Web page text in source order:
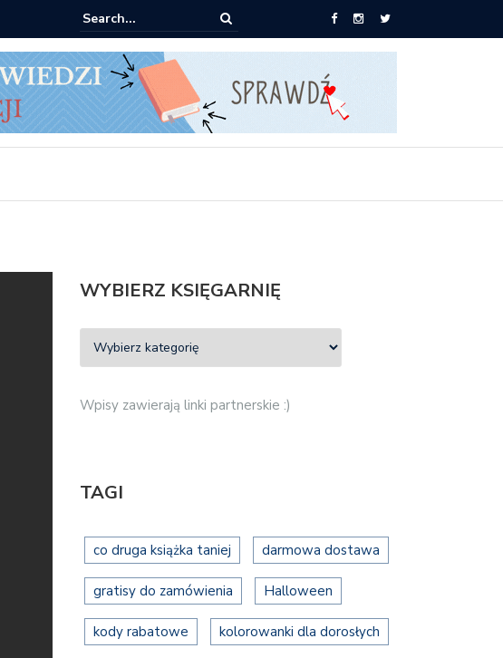
Znak: książki od 2,90 zł do zamówienia
WYBIERZ KSIĘGARNIĘ
Wpisy zawierają linki partnerskie :)
TAGI
co druga książka taniej darmowa dostawa
gratisy do zamówienia Halloween
kody rabatowe kolorowanki dla dorosłych